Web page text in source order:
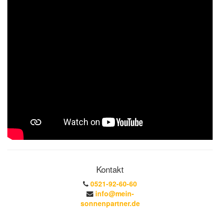
Kontakt
0521-92-60-60
info@mein-
sonnenpartner.de